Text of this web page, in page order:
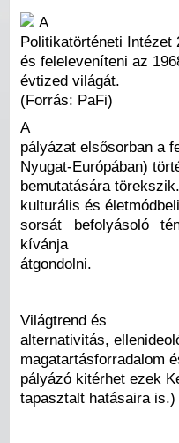
A
Politikatörténeti Intézet
és feleleveníteni az
évtized világát.
(Forrás: PaFi)
A
pályázat elsősorban a
Nyugat-Európában)
bemutatására
kulturális és
sorsát befolyásoló
kívánja
átgondolni.
Világtrend és
alternativitás,
magatartásforradalom
pályázó kitérhet ezek
tapasztalt hatásaira is.)